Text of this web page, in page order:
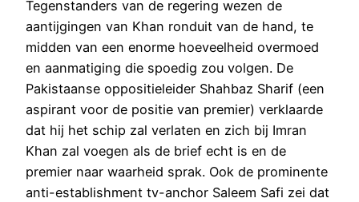
Tegenstanders van de regering wezen de
aantijgingen van Khan ronduit van de hand, te
midden van een enorme hoeveelheid overmoed
en aanmatiging die spoedig zou volgen. De
Pakistaanse oppositieleider Shahbaz Sharif (een
aspirant voor de positie van premier) verklaarde
dat hij het schip zal verlaten en zich bij Imran
Khan zal voegen als de brief echt is en de
premier naar waarheid sprak. Ook de prominente
anti-establishment tv-anchor Saleem Safi zei dat